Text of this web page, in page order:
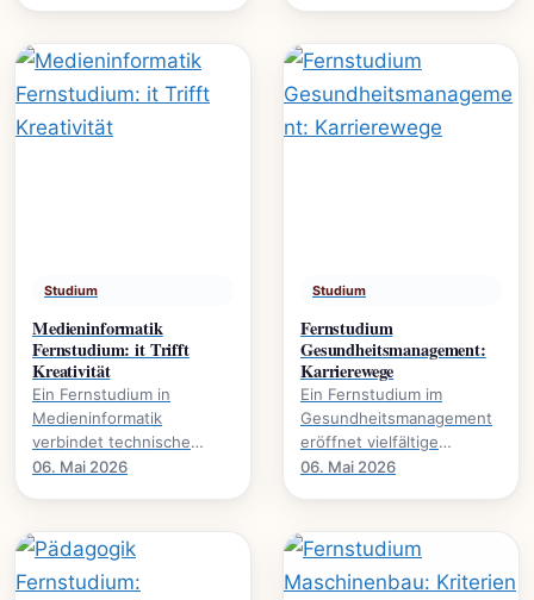
Studium
Medieninformatik
Fernstudium: it Trifft
Kreativität
Ein Fernstudium in
Medieninformatik
verbindet technische
Expertise mit kreativer
06. Mai 2026
Studium
Fernstudium
Gesundheitsmanagement:
Karrierewege
Ein Fernstudium im
Gesundheitsmanagement
eröffnet vielfältige
Karrierewege in einem
06. Mai 2026